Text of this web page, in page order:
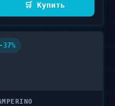
🛒 Купить
-37%